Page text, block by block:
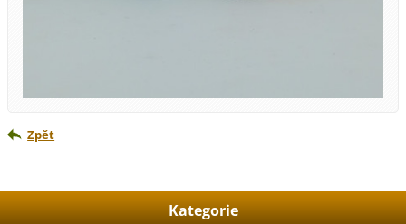
Zpět
Kategorie